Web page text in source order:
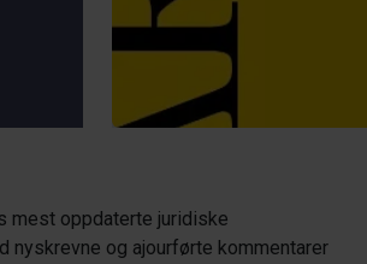
mest oppdaterte juridiske
nyskrevne og ajourførte kommentarer